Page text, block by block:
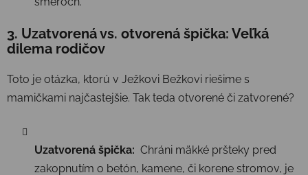
3. Uzatvorená vs. otvorená špička: Veľká
dilema rodičov
Toto je otázka, ktorú v Ježkovi Bežkovi riešime s
mamičkami najčastejšie. Tak teda otvorené či zatvorené?
Uzatvorená špička: Chráni mäkké pršteky pred
zakopnutím o betón, kamene, či korene stromov, je